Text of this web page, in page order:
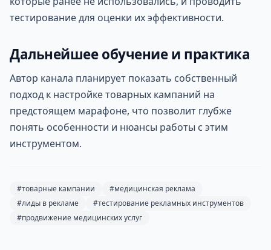
тестирование для оценки их эффективности.
Дальнейшее обучение и практика
Автор канала планирует показать собственный
подход к настройке товарных кампаний на
предстоящем марафоне, что позволит глубже
понять особенности и нюансы работы с этим
инструментом.
#товарные кампании
#медицинская реклама
#лиды в рекламе
#тестирование рекламных инструментов
#продвижение медицинских услуг